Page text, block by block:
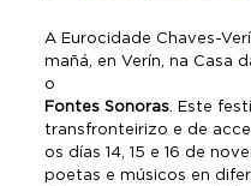
A Eurocidade Chaves-
mañá, en Verín, na Casa
Fontes Sonoras. Este
transfronteirizo e de
os días 14, 15 e 16 de
poetas e músicos en